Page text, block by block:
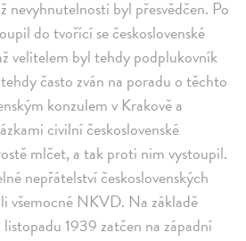
nevyhnutelnosti byl přesvědčen. Po
do tvořící se československé
velitelem byl tehdy podplukovník
často zván na poradu o těchto
konzulem v Krakově a
civilní československé
mlčet, a tak proti nim vystoupil.
nepřátelství československých
všemocné NKVD. Na základě
1939 zatčen na západní